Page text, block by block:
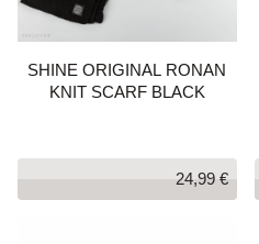
SHINE ORIGINAL RONAN
KNIT SCARF BLACK
24,99 €